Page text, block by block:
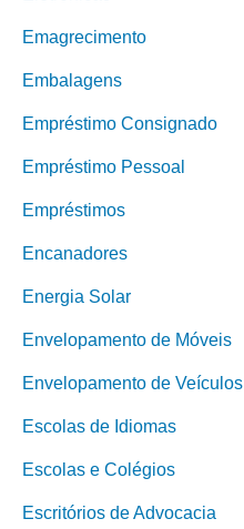
Emagrecimento
Embalagens
Empréstimo Consignado
Empréstimo Pessoal
Empréstimos
Encanadores
Energia Solar
Envelopamento de Móveis
Envelopamento de Veículos
Escolas de Idiomas
Escolas e Colégios
Escritórios de Advocacia